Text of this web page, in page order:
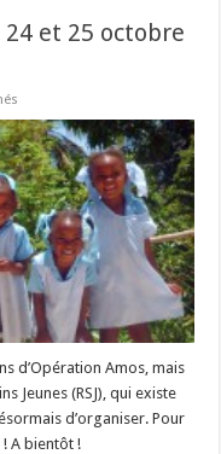
24 et 25 octobre
vous
à
Saverne
les
24
et
25
octobre
!
d’Opération Amos, mais
Jeunes (RSJ), qui existe
d’organiser. Pour
A bientôt !